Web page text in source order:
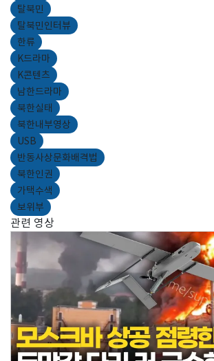
탈북민
탈북민인터뷰
한류
K드라마
K콘텐츠
남한드라마
북한실태
북한내부영상
USB
반동사상문화배격법
북한인권
가택수색
보위부
관련 영상